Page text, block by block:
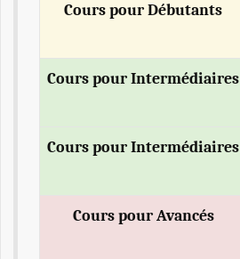
Cours pour Débutants
Cours pour Intermédiaires
Cours pour Intermédiaires
Cours pour Avancés